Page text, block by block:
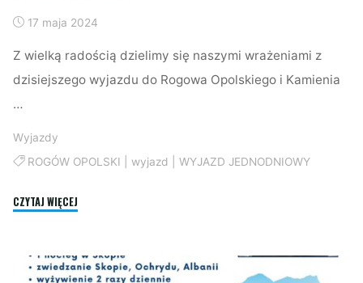
17 maja 2024
Z wielką radością dzielimy się naszymi wrażeniami z
dzisiejszego wyjazdu do Rogowa Opolskiego i Kamienia
…
Wyjazdy
ROGÓW OPOLSKI
wyjazd WYJAZD JEDNODNIOWY
CZYTAJ WIĘCEJ
OPOLSKIEGO"